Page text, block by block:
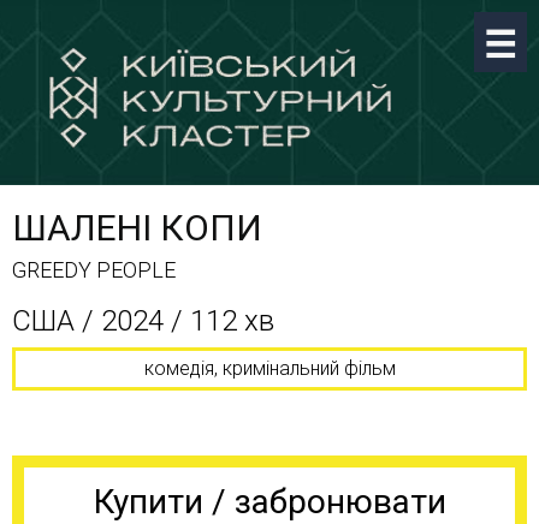
ШАЛЕНІ КОПИ
GREEDY PEOPLE
США / 2024 / 112 хв
комедія, кримінальний фільм
Купити / забронювати